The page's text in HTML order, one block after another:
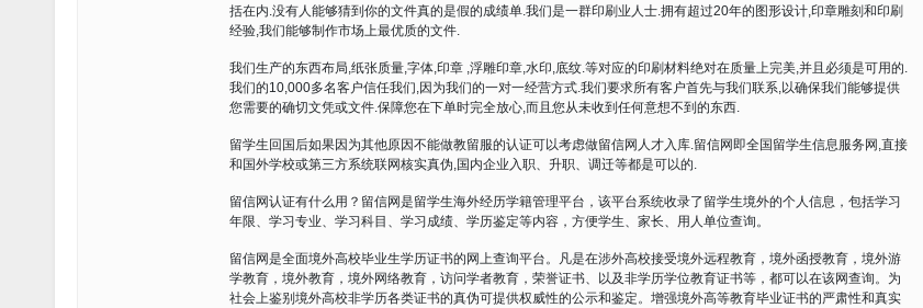
括在内.没有人能够猜到你的文件真的是假的成绩单.我们是一群印刷业人士.拥有超过20年的图形设计,印章雕刻和印刷
经验,我们能够制作市场上最优质的文件.
我们生产的东西布局,纸张质量,字体,印章 ,浮雕印章,水印,底纹.等对应的印刷材料绝对在质量上完美,并且必须是可用的.
我们的10,000多名客户信任我们,因为我们的一对一经营方式.我们要求所有客户首先与我们联系,以确保我们能够提供
您需要的确切文凭或文件.保障您在下单时完全放心,而且您从未收到任何意想不到的东西.
留学生回国后如果因为其他原因不能做教留服的认证可以考虑做留信网人才入库.留信网即全国留学生信息服务网,直接
和国外学校或第三方系统联网核实真伪,国内企业入职、升职、调迁等都是可以的.
留信网认证有什么用？留信网是留学生海外经历学籍管理平台，该平台系统收录了留学生境外的个人信息，包括学习
年限、学习专业、学习科目、学习成绩、学历鉴定等内容，方便学生、家长、用人单位查询。
留信网是全面境外高校毕业生学历证书的网上查询平台。凡是在涉外高校接受境外远程教育，境外函授教育，境外游
学教育，境外教育，境外网络教育，访问学者教育，荣誉证书、以及非学历学位教育证书等，都可以在该网查询。为
社会上鉴别境外高校非学历各类证书的真伪可提供权威性的公示和鉴定。增强境外高等教育毕业证书的严肃性和真实